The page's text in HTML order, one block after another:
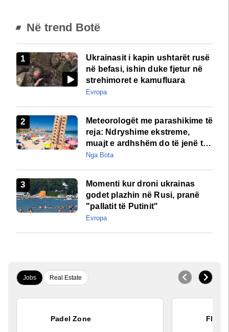
Në trend Botë
Ukrainasit i kapin ushtarët rusë
në befasi, ishin duke fjetur në
strehimoret e kamufluara
Evropa
Meteorologët me parashikime të
reja: Ndryshime ekstreme,
muajt e ardhshëm do të jenë të
pazakontë
Nga Bota
Momenti kur droni ukrainas
godet plazhin në Rusi, pranë
"pallatit të Putinit"
Evropa
Jobs Real Estate
Padel Zone Flex